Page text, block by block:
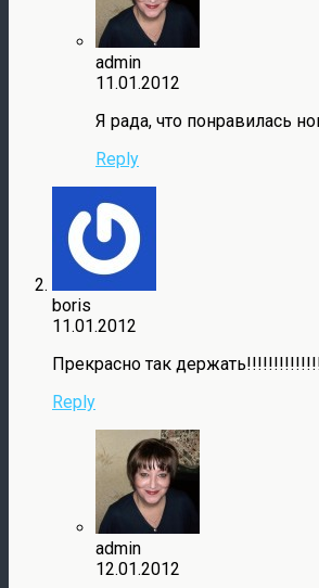
admin
11.01.2012
Я рада, что понравилась
Reply
boris
11.01.2012
Прекрасно так
Reply
admin
12.01.2012